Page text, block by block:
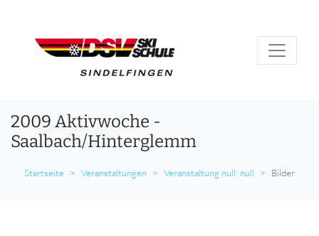
2009 Aktivwoche -
Saalbach/Hinterglemm
Startseite Veranstaltungen Veranstaltung null: null Bilder